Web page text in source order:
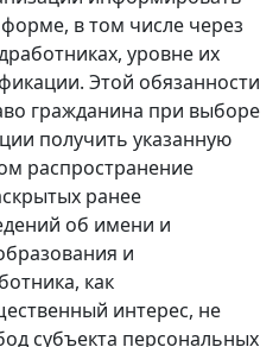
в том числе через
уровне их
Этой обязанности
гражданина при выборе
получить указанную
распространение
ранее
об имени и
и
как
интерес, не
субъекта персональных